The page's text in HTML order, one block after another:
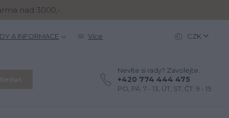
nad 3000,-
A INFORMACE Více CZK
Nevíte si rady? Zavolejte.
+420 774 444 475
PO, PÁ: 7 - 13, ÚT, ST, ČT: 9 - 15